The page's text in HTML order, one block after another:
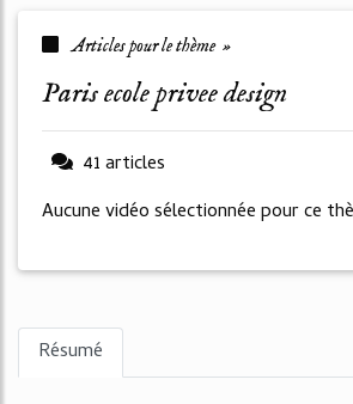
Articles pour le thème »
paris ecole privee design
41 articles
Aucune vidéo sélectionnée pour ce
Résumé